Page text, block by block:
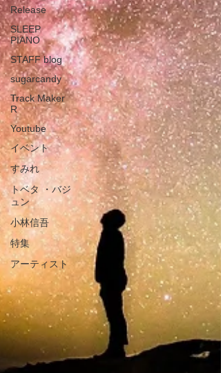
Release
SLEEP
PIANO
STAFF blog
sugarcandy
Track Maker
R
Youtube
イベント
すみれ
トベタ ・バジ
ュン
小林信吾
特集
アーティスト